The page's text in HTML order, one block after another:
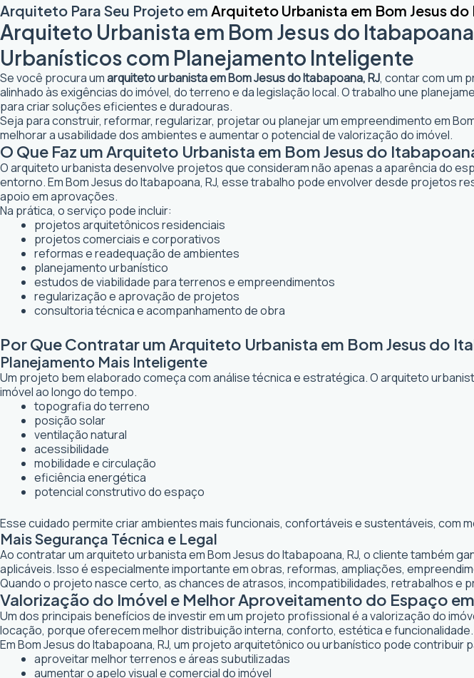
Arquiteto Para Seu Projeto em Arquiteto Urbanista em Bom Jesus
Arquiteto Urbanista em Bom Jesus do
Urbanísticos com Planejamento Inteligente
Se você procura umarquiteto urbanista em Bom Jesus do Itabapoana, RJ, contar com um
alinhado às exigências do imóvel, do terreno e da legislação local. O trabalho une
para criar soluções eficientes e duradouras.
Seja para construir, reformar, regularizar, projetar ou planejar um empreendimento em
melhorar a usabilidade dos ambientes e aumentar o potencial de valorização do imóvel.
O Que Faz um Arquiteto Urbanista em Bom Jesus do
O arquiteto urbanista desenvolve projetos que consideram não apenas a aparência do
entorno. Em Bom Jesus do Itabapoana, RJ, esse trabalho pode envolver desde projetos
apoio em aprovações.
Na prática, o serviço pode incluir:
projetos arquitetônicos residenciais
projetos comerciais e corporativos
reformas e readequação de ambientes
planejamento urbanístico
estudos de viabilidade para terrenos e empreendimentos
regularização e aprovação de projetos
consultoria técnica e acompanhamento de obra
Por Que Contratar um Arquiteto Urbanista em Bom Jesus do
Planejamento Mais Inteligente
Um projeto bem elaborado começa com análise técnica e estratégica. O arquiteto
imóvel ao longo do tempo.
topografia do terreno
posição solar
ventilação natural
acessibilidade
mobilidade e circulação
eficiência energética
potencial construtivo do espaço
Esse cuidado permite criar ambientes mais funcionais, confortáveis e sustentáveis, com
Mais Segurança Técnica e Legal
Ao contratar um arquiteto urbanista em Bom Jesus do Itabapoana, RJ, o cliente também
aplicáveis. Isso é especialmente importante em obras, reformas, ampliações,
Quando o projeto nasce certo, as chances de atrasos, incompatibilidades, retrabalhos e
Valorização do Imóvel e Melhor Aproveitamento do Espaço
Um dos principais benefícios de investir em um projeto profissional é a valorização do
locação, porque oferecem melhor distribuição interna, conforto, estética e funcionalidade.
Em Bom Jesus do Itabapoana, RJ, um projeto arquitetônico ou urbanístico pode contribuir
aproveitar melhor terrenos e áreas subutilizadas
aumentar o apelo visual e comercial do imóvel